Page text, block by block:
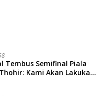
Tembus Semifinal Piala
Kami Akan Lakukan